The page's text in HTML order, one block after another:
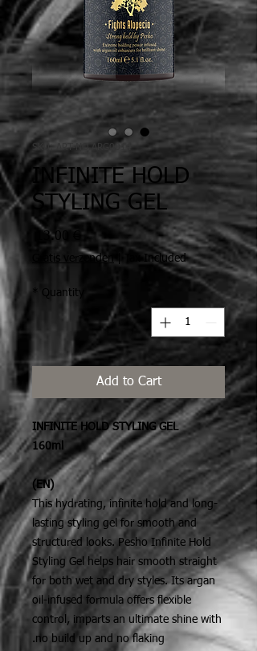
SKU: ART-NO.ARG0014
INFINITE HOLD
STYLING GEL
Price
Tax Included
Gratis verzenden
Quantity
Add to Cart
INFINITE HOLD STYLING GEL
160ml
(EN)
This hydrating, infinite hold and long-
lasting styling gel for smooth and
structured looks. Pesho Infinite Hold
Styling Gel helps hair smooth straight
for both wet and dry styles. Its argan
oil-infused formula offers flexible
control, imparts an ultimate shine with
no build up and no flaking.